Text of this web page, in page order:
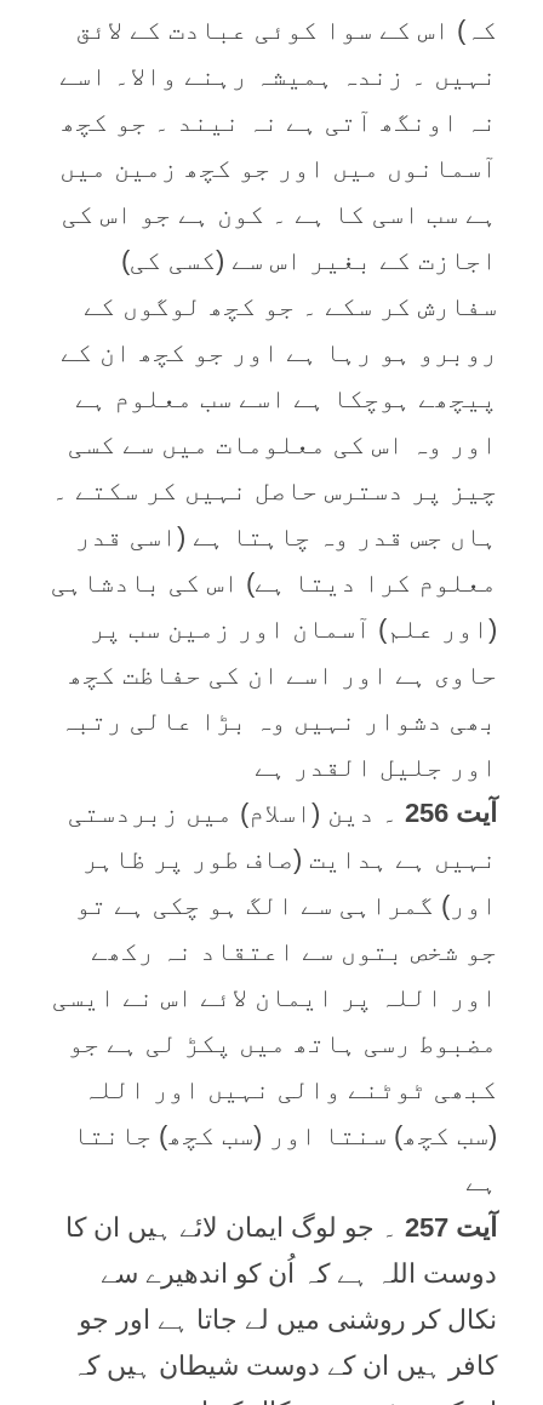
کہ) اس کے سوا کوئی عبادت کے لائق
نہیں ۔ زندہ ہمیشہ رہنے والا۔ اسے
نہ اونگھ آتی ہے نہ نیند ۔ جو کچھ
آسمانوں میں اور جو کچھ زمین میں
ہے سب اسی کا ہے ۔ کون ہے جو اس کی
اجازت کے بغیر اس سے (کسی کی)
سفارش کر سکے ۔ جو کچھ لوگوں کے
روبرو ہو رہا ہے اور جو کچھ ان کے
پیچھے ہوچکا ہے اسے سب معلوم ہے
اور وہ اس کی معلومات میں سے کسی
چیز پر دسترس حاصل نہیں کر سکتے ۔
ہاں جس قدر وہ چاہتا ہے (اسی قدر
معلوم کرا دیتا ہے) اس کی بادشاہی
(اور علم) آسمان اور زمین سب پر
حاوی ہے اور اسے ان کی حفاظت کچھ
بھی دشوار نہیں وہ بڑا عالی رتبہ
اور جلیل القدر ہے
آیت 256
۔ دین (اسلام) میں زبردستی
نہیں ہے ہدایت (صاف طور پر ظاہر
اور) گمراہی سے الگ ہو چکی ہے تو
جو شخص بتوں سے اعتقاد نہ رکھے
اور اللہ پر ایمان لائے اس نے ایسی
مضبوط رسی ہاتھ میں پکڑ لی ہے جو
کبھی ٹوٹنے والی نہیں اور اللہ
(سب کچھ) سنتا اور (سب کچھ) جانتا
ہے
آیت 257
۔ جو لوگ ایمان لائے ہیں ان کا
دوست اللہ ہے کہ اُن کو اندھیرے سے
نکال کر روشنی میں لے جاتا ہے اور جو
کافر ہیں ان کے دوست شیطان ہیں کہ